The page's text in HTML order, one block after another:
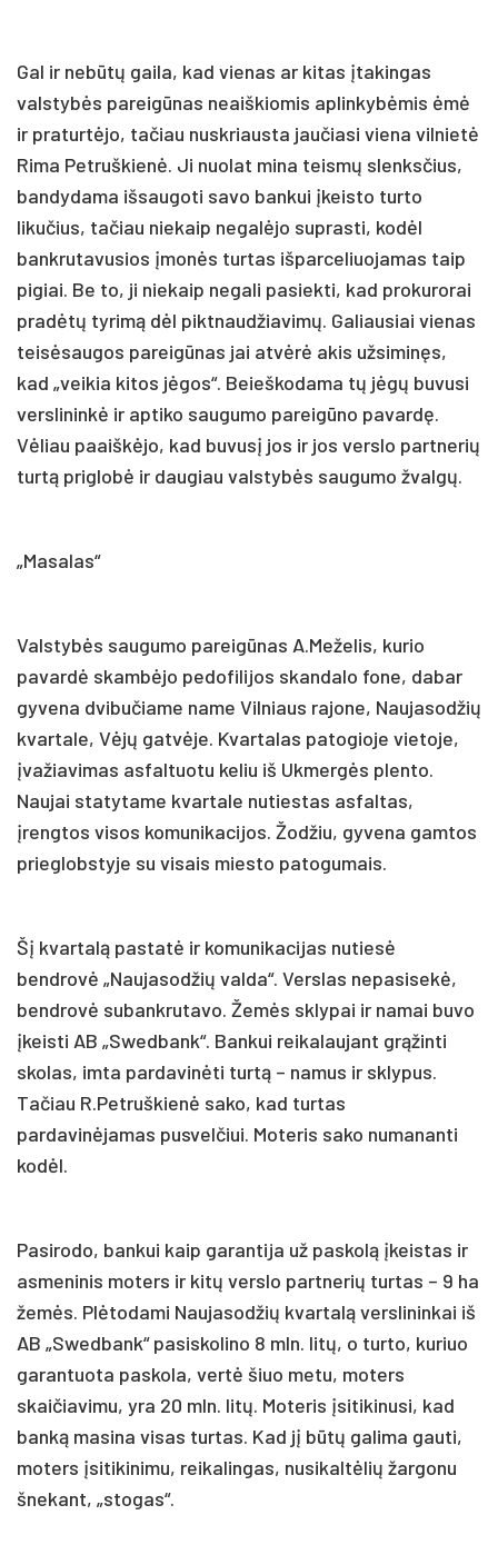
Gal ir nebūtų gaila, kad vienas ar kitas įtakingas
valstybės pareigūnas neaiškiomis aplinkybėmis ėmė
ir praturtėjo, tačiau nuskriausta jaučiasi viena vilnietė
Rima Petruškienė. Ji nuolat mina teismų slenksčius,
bandydama išsaugoti savo bankui įkeisto turto
likučius, tačiau niekaip negalėjo suprasti, kodėl
bankrutavusios įmonės turtas išparceliuojamas taip
pigiai. Be to, ji niekaip negali pasiekti, kad prokurorai
pradėtų tyrimą dėl piktnaudžiavimų. Galiausiai vienas
teisėsaugos pareigūnas jai atvėrė akis užsiminęs,
kad „veikia kitos jėgos“. Beieškodama tų jėgų buvusi
verslininkė ir aptiko saugumo pareigūno pavardę.
Vėliau paaiškėjo, kad buvusį jos ir jos verslo partnerių
turtą priglobė ir daugiau valstybės saugumo žvalgų.
„Masalas“
Valstybės saugumo pareigūnas A.Meželis, kurio
pavardė skambėjo pedofilijos skandalo fone, dabar
gyvena dvibučiame name Vilniaus rajone, Naujasodžių
kvartale, Vėjų gatvėje. Kvartalas patogioje vietoje,
įvažiavimas asfaltuotu keliu iš Ukmergės plento.
Naujai statytame kvartale nutiestas asfaltas,
įrengtos visos komunikacijos. Žodžiu, gyvena gamtos
prieglobstyje su visais miesto patogumais.
Šį kvartalą pastatė ir komunikacijas nutiesė
bendrovė „Naujasodžių valda“. Verslas nepasisekė,
bendrovė subankrutavo. Žemės sklypai ir namai buvo
įkeisti AB „Swedbank“. Bankui reikalaujant grąžinti
skolas, imta pardavinėti turtą – namus ir sklypus.
Tačiau R.Petruškienė sako, kad turtas
pardavinėjamas pusvelčiui. Moteris sako numananti
kodėl.
Pasirodo, bankui kaip garantija už paskolą įkeistas ir
asmeninis moters ir kitų verslo partnerių turtas – 9 ha
žemės. Plėtodami Naujasodžių kvartalą verslininkai iš
AB „Swedbank“ pasiskolino 8 mln. litų, o turto, kuriuo
garantuota paskola, vertė šiuo metu, moters
skaičiavimu, yra 20 mln. litų. Moteris įsitikinusi, kad
banką masina visas turtas. Kad jį būtų galima gauti,
moters įsitikinimu, reikalingas, nusikaltėlių žargonu
šnekant, „stogas“.